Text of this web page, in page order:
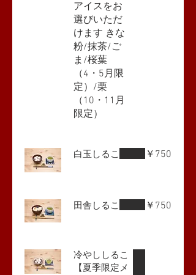
アイスをお
選びいただ
けます きな
粉/抹茶/ご
ま/桜葉
（4・5月限
定）/栗
（10・11月
限定）
白玉しるこ ￥750
田舎しるこ ￥750
冷やししるこ
【夏季限定メ